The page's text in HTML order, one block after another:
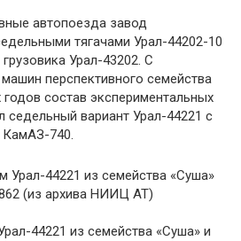
автопоезда завод
тягачами Урал-44202-10
Урал-43202. С
перспективного семейства
состав экспериментальных
седельный вариант Урал-44221 с
740.
44221 из семейства «Суша» и